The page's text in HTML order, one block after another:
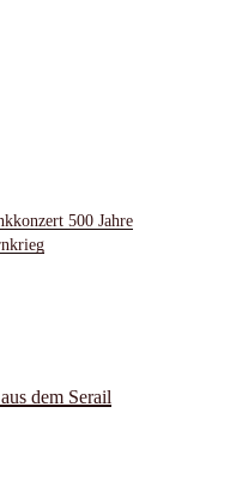
500 Jahre
dem Serail